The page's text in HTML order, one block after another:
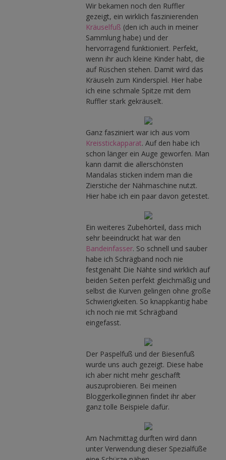
Wir bekamen noch den Ruffler
gezeigt, ein wirklich faszinierenden
Kräuselfuß (den ich auch in meiner
Sammlung habe) und der
hervorragend funktioniert. Perfekt,
wenn ihr auch kleine Kinder habt, die
auf Rüschen stehen. Damit wird das
Kräuseln zum Kinderspiel. Hier habe
ich eine schmale Spitze mit dem
Ruffler stark gekräuselt.
Ganz fasziniert war ich aus vom
Kreisstickapparat. Auf den habe ich
schon länger ein Auge geworfen. Man
kann damit die allerschönsten
Mandalas sticken indem man die
Zierstiche der Nähmaschine nutzt.
Hier habe ich ein paar davon getestet.
Ein weiteres Zubehörteil, dass mich
sehr beeindruckt hat war den
Bandeinfasser. So schnell und sauber
habe ich Schrägband noch nie
festgenäht Die Nähte sind wirklich auf
beiden Seiten perfekt gleichmäßig und
selbst die Kurven gelingen ohne große
Schwierigkeiten. So knappkantig habe
ich noch nie mit Schrägband
eingefasst.
Der Paspelfuß und der Biesenfuß
wurde uns auch gezeigt. Diese habe
ich aber nicht mehr geschafft
auszuprobieren. Bei meinen
Bloggerkolleginnen findet ihr aber
ganz tolle Beispiele dafür.
Am Nachmittag durften wird dann
unter Verwendung dieser Spezialfüße